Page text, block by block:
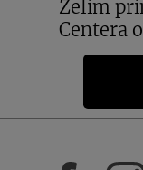
Želim
Centera